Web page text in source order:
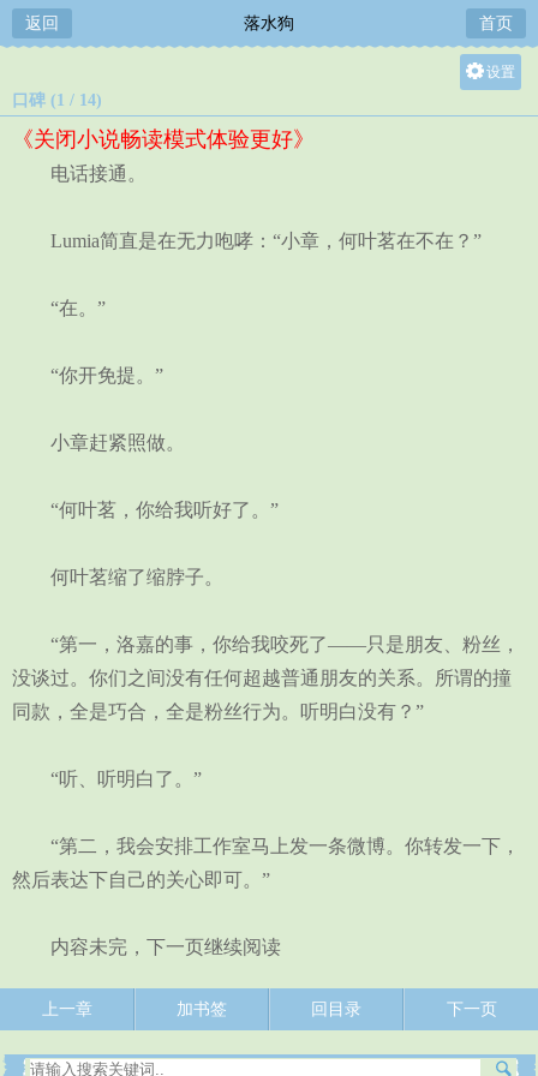
返回 落水狗 首页
设置
口碑 (1 / 14)
《关闭小说畅读模式体验更好》
电话接通。
Lumia简直是在无力咆哮：“小章，何叶茗在不在？”
“在。”
“你开免提。”
小章赶紧照做。
“何叶茗，你给我听好了。”
何叶茗缩了缩脖子。
“第一，洛嘉的事，你给我咬死了——只是朋友、粉丝，
没谈过。你们之间没有任何超越普通朋友的关系。所谓的撞
同款，全是巧合，全是粉丝行为。听明白没有？”
“听、听明白了。”
“第二，我会安排工作室马上发一条微博。你转发一下，
然后表达下自己的关心即可。”
内容未完，下一页继续阅读
上一章 加书签 回目录 下一页